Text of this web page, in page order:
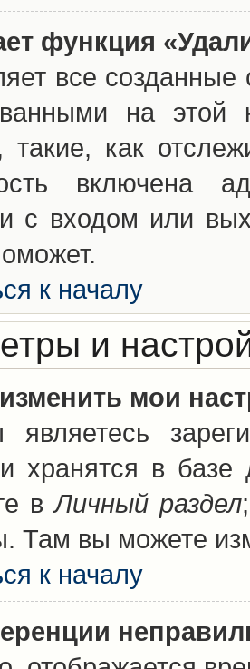
функция
все созданные
на
такие, как
включена
с входом или
к началу
и
мои
хранятся в
вЛичный раздел
Там вы можете
к началу